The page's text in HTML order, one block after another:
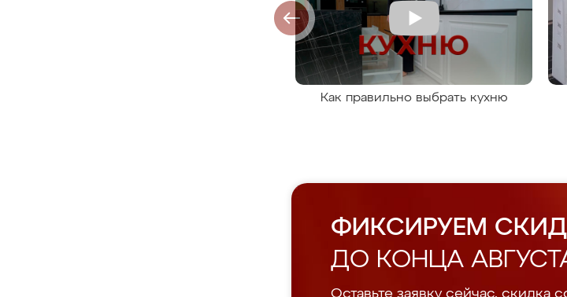
Как правильно выбрать кухню
ФИКСИРУЕМ
ДО КОНЦА
Оставьте заявку сейчас, скидка